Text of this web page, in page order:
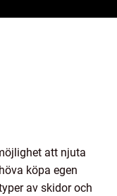
att njuta
köpa egen
av skidor och